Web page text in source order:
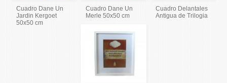
Cuadro Dane Un
Jardin Kergoet
50x50 cm
Cuadro Dane Un
Merle 50x50 cm
Cuadro Delantales
Antigua de Trilogia